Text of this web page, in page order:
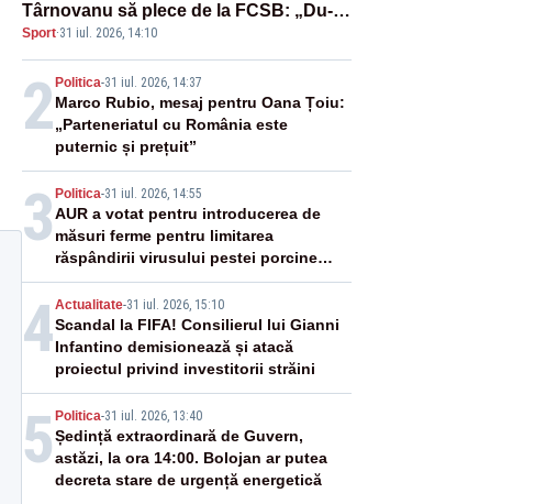
Târnovanu să plece de la FCSB: „Du-
te, nene, învârtindu-te!”
Sport·31 iul. 2026, 14:10
2 Politica-31 iul. 2026, 14:37
Marco Rubio, mesaj pentru Oana Țoiu:
„Parteneriatul cu România este
puternic și prețuit”
3 Politica-31 iul. 2026, 14:55
AUR a votat pentru introducerea de
măsuri ferme pentru limitarea
răspândirii virusului pestei porcine
africane
4Actualitate-31 iul. 2026, 15:10
Scandal la FIFA! Consilierul lui Gianni
Infantino demisionează și atacă
proiectul privind investitorii străini
5 Politica-31 iul. 2026, 13:40
Ședință extraordinară de Guvern,
astăzi, la ora 14:00. Bolojan ar putea
decreta stare de urgență energetică